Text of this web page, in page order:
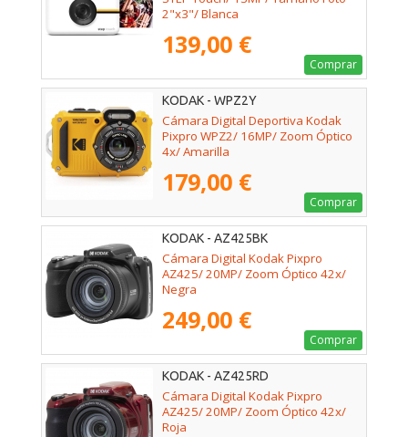
2"x3"/ Blanca
139,00 €
Comprar
KODAK - WPZ2Y
Cámara Digital Deportiva Kodak
Pixpro WPZ2/ 16MP/ Zoom Óptico
4x/ Amarilla
179,00 €
Comprar
KODAK - AZ425BK
Cámara Digital Kodak Pixpro
AZ425/ 20MP/ Zoom Óptico 42x/
Negra
249,00 €
Comprar
KODAK - AZ425RD
Cámara Digital Kodak Pixpro
AZ425/ 20MP/ Zoom Óptico 42x/
Roja